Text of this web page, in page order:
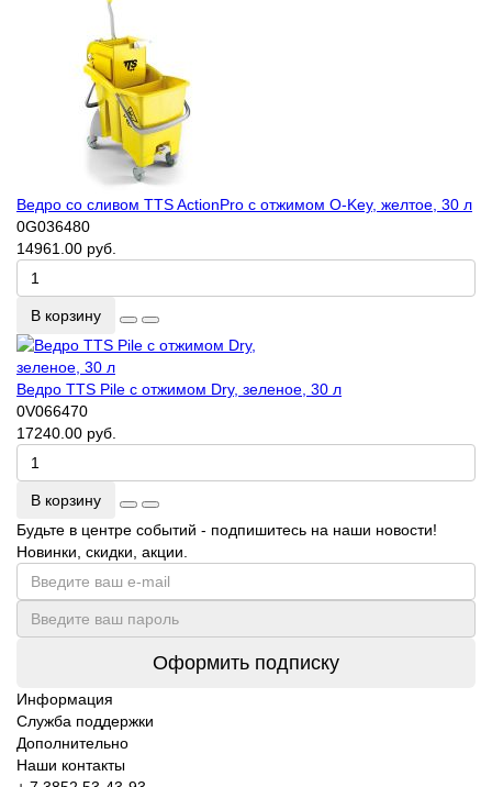
Ведро со сливом TTS ActionPro с отжимом O-Key, желтое, 30 л
0G036480
14961.00 руб.
В корзину
Ведро TTS Pile с отжимом Dry, зеленое, 30 л
0V066470
17240.00 руб.
В корзину
Будьте в центре событий - подпишитесь на наши новости!
Новинки, скидки, акции.
Оформить подписку
Информация
Служба поддержки
Дополнительно
Наши контакты